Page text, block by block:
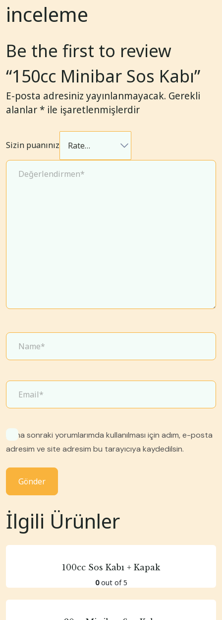
inceleme
Be the first to review
“150cc Minibar Sos Kabı”
E-posta adresiniz yayınlanmayacak. Gerekli
alanlar* ile işaretlenmişlerdir
Sizin puanınız
Daha sonraki yorumlarımda kullanılması için adım, e-posta
adresim ve site adresim bu tarayıcıya kaydedilsin.
İlgili Ürünler
100cc Sos Kabı + Kapak
0out of 5